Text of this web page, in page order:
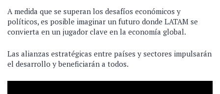
A medida que se superan los desafíos económicos y
políticos, es posible imaginar un futuro donde LATAM se
convierta en un jugador clave en la economía global.
Las alianzas estratégicas entre países y sectores impulsarán
el desarrollo y beneficiarán a todos.